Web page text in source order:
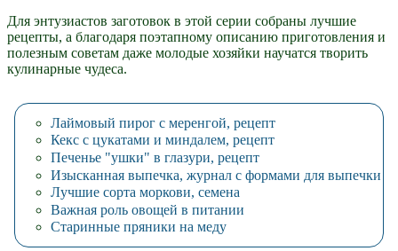
Для энтузиастов заготовок в этой серии собраны лучшие
рецепты, а благодаря поэтапному описанию приготовления и
полезным советам даже молодые хозяйки научатся творить
кулинарные чудеса.
Лаймовый пирог с меренгой, рецепт
Кекс с цукатами и миндалем, рецепт
Печенье "ушки" в глазури, рецепт
Изысканная выпечка, журнал с формами для выпечки
Лучшие сорта моркови, семена
Важная роль овощей в питании
Старинные пряники на меду